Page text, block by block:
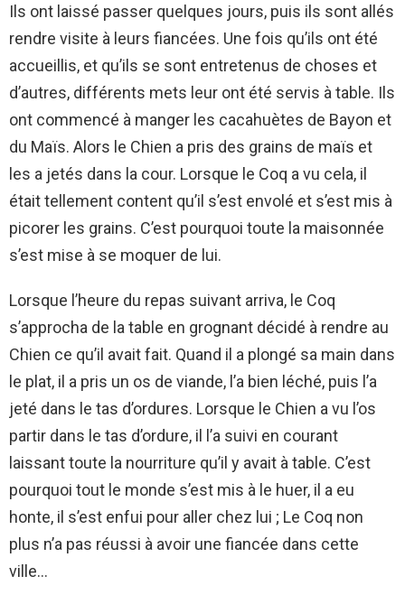
Ils ont laissé passer quelques jours, puis ils sont allés
rendre visite à leurs fiancées. Une fois qu’ils ont été
accueillis, et qu’ils se sont entretenus de choses et
d’autres, différents mets leur ont été servis à table. Ils
ont commencé à manger les cacahuètes de Bayon et
du Maïs. Alors le Chien a pris des grains de maïs et
les a jetés dans la cour. Lorsque le Coq a vu cela, il
était tellement content qu’il s’est envolé et s’est mis à
picorer les grains. C’est pourquoi toute la maisonnée
s’est mise à se moquer de lui.
Lorsque l’heure du repas suivant arriva, le Coq
s’approcha de la table en grognant décidé à rendre au
Chien ce qu’il avait fait. Quand il a plongé sa main dans
le plat, il a pris un os de viande, l’a bien léché, puis l’a
jeté dans le tas d’ordures. Lorsque le Chien a vu l’os
partir dans le tas d’ordure, il l’a suivi en courant
laissant toute la nourriture qu’il y avait à table. C’est
pourquoi tout le monde s’est mis à le huer, il a eu
honte, il s’est enfui pour aller chez lui ; Le Coq non
plus n’a pas réussi à avoir une fiancée dans cette
ville…